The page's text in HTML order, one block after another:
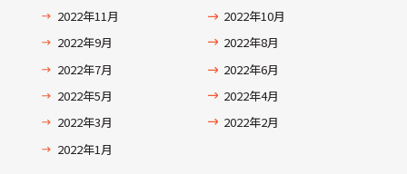
2022年11月
2022年10月
2022年9月
2022年8月
2022年7月
2022年6月
2022年5月
2022年4月
2022年3月
2022年2月
2022年1月